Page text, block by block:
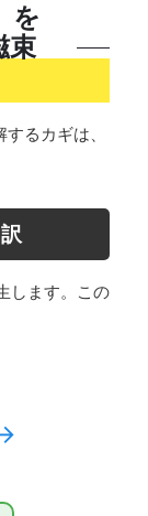
を
束
るカギは、
します。この